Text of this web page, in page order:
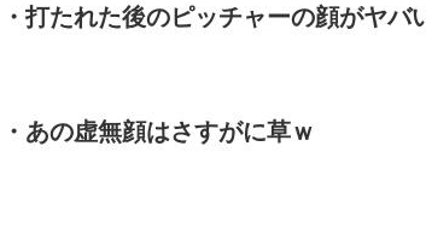
・打たれた後のピッチャーの顔がヤバ
・あの虚無顔はさすがに草ｗ